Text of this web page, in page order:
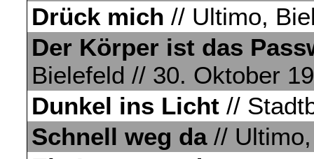
Drück mich // Ultimo,
Der Körper ist das
Bielefeld // 30. Oktober
Dunkel ins Licht //
Schnell weg da// Ultimo,